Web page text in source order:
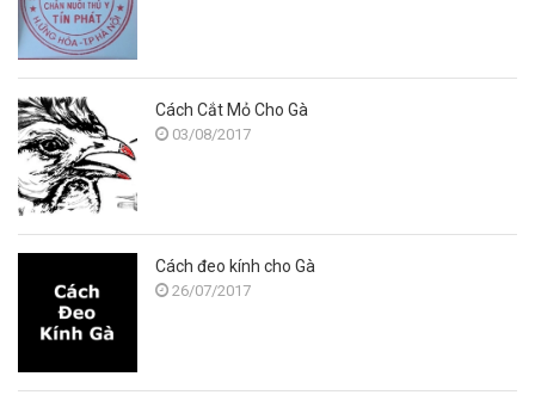
Cách Cắt Mỏ Cho Gà
03/08/2017
Cách đeo kính cho Gà
26/07/2017